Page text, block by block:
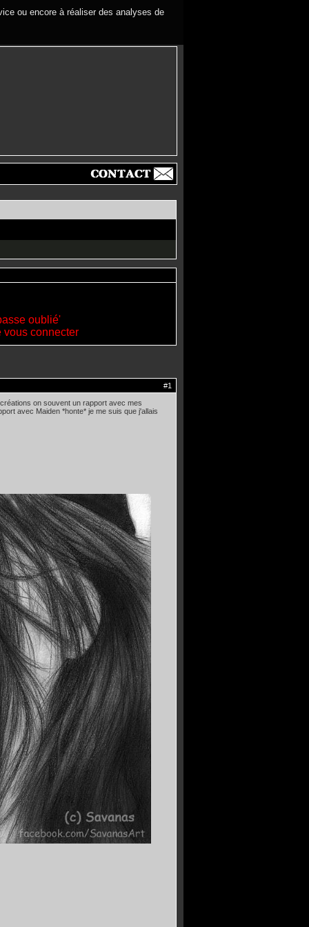
ou encore à réaliser des analyses de
oublié'
vous connecter
#1
on souvent un rapport avec mes
avec Maiden *honte* je me suis que j'allais